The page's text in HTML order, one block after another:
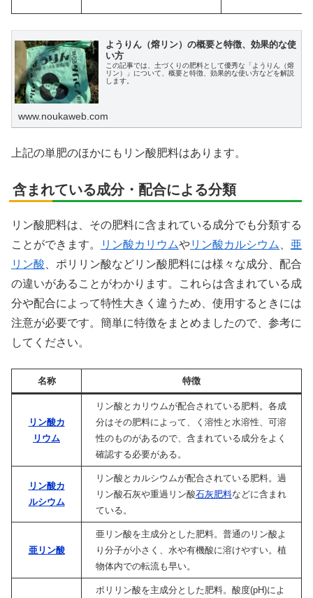
ようりん（熔リン）の概要と特徴、効果的な使
い方
この記事では、土づくりの肥料として優秀な「ようりん（熔
リン）」について、概要と特徴、効果的な使い方などを解説
します。
www.noukaweb.com
上記の単肥のほかにもリン酸肥料はあります。
含まれている成分・配合による分類
リン酸肥料は、その肥料に含まれている成分でも分類する
ことができます。
リン酸カリウムやリン酸カルシウム
亜
リン酸 、ポリリン酸などリン酸肥料には様々な成分、配合
の違いがあることがわかります。これらは含まれている成
分や配合によって特性大きく違うため、使用するときには
注意が必要です。簡単に特徴をまとめましたので、参考に
してください。
名称 特徴
リン酸カ
リウム
リン酸とカリウムが配合されている肥料。各成
分はその肥料によって、く溶性と水溶性、可溶
性のものがあるので、含まれている成分をよく
確認する必要がある。
リン酸カ
ルシウム
リン酸とカルシウムが配合されている肥料。過
リン酸石灰や重過リン酸石灰肥料などに含まれ
ている。
亜リン酸
亜リン酸を主成分とした肥料。普通のリン酸よ
り分子が小さく、水や有機酸に溶けやすい。植
物体内での転流も早い。
ポリリン酸を主成分とした肥料。酸度(pH)によ